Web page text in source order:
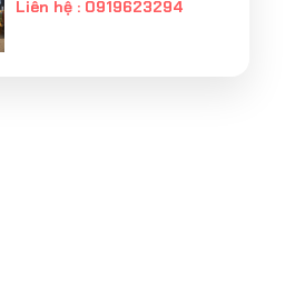
Liên hệ : 0919623294